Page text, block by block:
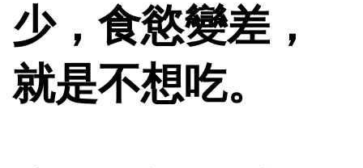
少，食慾變差，
就是不想吃。